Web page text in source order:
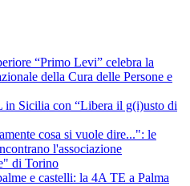
“Primo Levi” celebra la
della Cura delle Persone e
in Sicilia con “Libera il g(i)usto di
cosa si vuole dire...": le
l'associazione
di Torino
e castelli: la 4A TE a Palma